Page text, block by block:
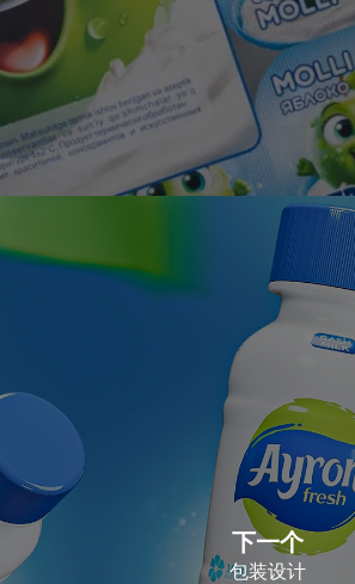
下一个
包装设计